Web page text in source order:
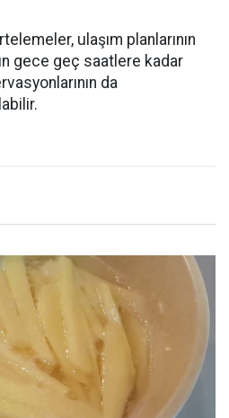
ulaşım planlarının
gece geç saatlere kadar
da